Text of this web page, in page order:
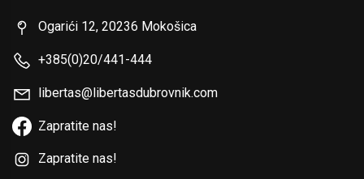
Ogarići 12, 20236 Mokošica
+385(0)20/441-444
libertas@libertasdubrovnik.com
Zapratite nas!
Zapratite nas!